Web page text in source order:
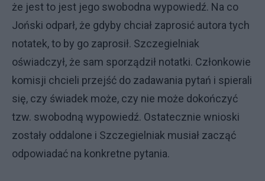
że jest to jest jego swobodna wypowiedź. Na co
Joński odparł, że gdyby chciał zaprosić autora tych
notatek, to by go zaprosił. Szczegielniak
oświadczył, że sam sporządził notatki. Członkowie
komisji chcieli przejść do zadawania pytań i spierali
się, czy świadek może, czy nie może dokończyć
tzw. swobodną wypowiedź. Ostatecznie wnioski
zostały oddalone i Szczegielniak musiał zacząć
odpowiadać na konkretne pytania.